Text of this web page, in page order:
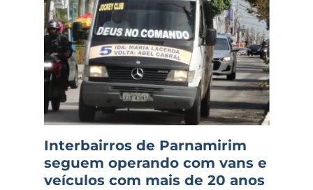
Interbairros de Parnamirim
seguem operando com vans e
veículos com mais de 20 anos